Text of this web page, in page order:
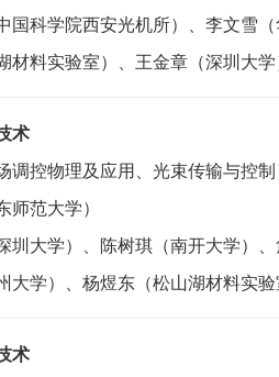
国科学院西安光机所）、李文雪
材料实验室）、王金章（深圳大学
术
调控物理及应用、光束传输与控制
师范大学）
圳大学）、陈树琪（南开大学）、
学）、 杨煜东（松山湖材料实验
术